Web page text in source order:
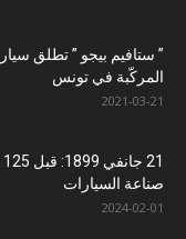
المركّبة في تونس
2021-03-21
صناعة السيارات
2024-02-01